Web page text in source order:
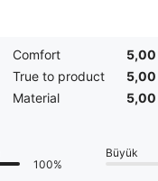
Comfort
5,00
True to product
5,00
Material
5,00
100%
Büyük